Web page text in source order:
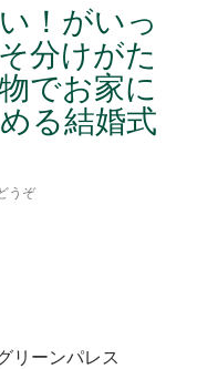
！がいっ
分けがた
でお家に
る結婚式
うぞ
リーンパレス